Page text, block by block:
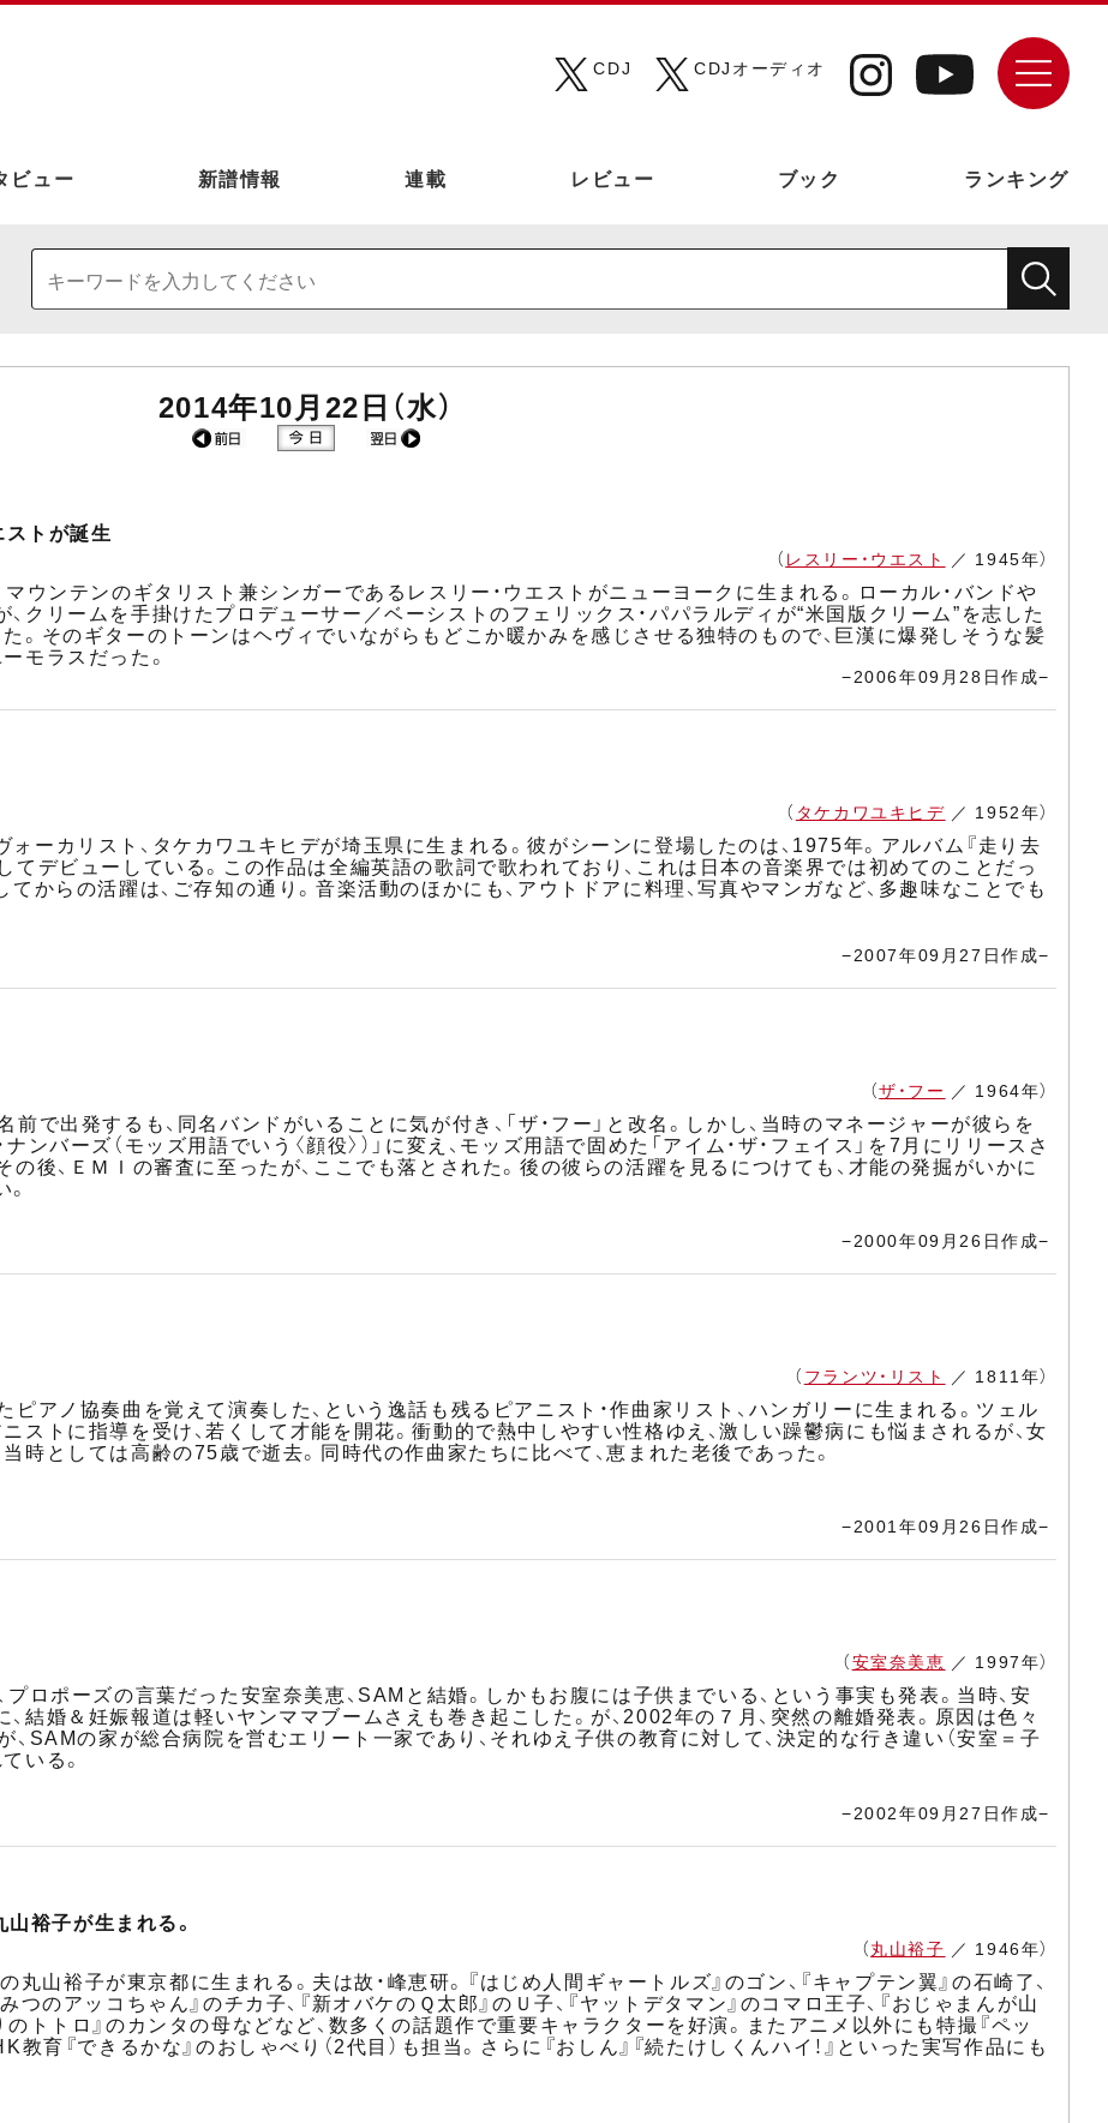
CDJ
CDJオーディオ
ビュー 新譜情報 連載 レビュー ブック ランキング
2014年10月22日（水）
ストが誕生
（ レスリー・ウエスト ／ 1945年）
マウンテンのギタリスト兼シンガーであるレスリー・ウエストがニューヨークに生まれる。ローカル・バンドや
クリームを手掛けたプロデューサー／ベーシストのフェリックス・パパラルディが“米国版クリーム”を志した
。そのギターのトーンはヘヴィでいながらもどこか暖かみを感じさせる独特のもので、巨漢に爆発しそうな髪
モラスだった。
−2006年09月28日作成−
（ タケカワユキヒデ ／ 1952年）
ーカリスト、タケカワユキヒデが埼玉県に生まれる。彼がシーンに登場したのは、1975年。アルバム『走り去
てデビューしている。この作品は全編英語の歌詞で歌われており、これは日本の音楽界では初めてのことだっ
からの活躍は、ご存知の通り。音楽活動のほかにも、アウトドアに料理、写真やマンガなど、多趣味なことでも
−2007年09月27日作成−
（ザ・フー ／ 1964年）
前で出発するも、同名バンドがいることに気が付き、「ザ・フー」と改名。しかし、当時のマネージャーが彼らを
ンバーズ（モッズ用語でいう〈顔役〉）」に変え、モッズ用語で固めた「アイム・ザ・フェイス」を7月にリリースさ
の後、ＥＭＩの審査に至ったが、ここでも落とされた。後の彼らの活躍を見るにつけても、才能の発掘がいかに
−2000年09月26日作成−
（ フランツ・リスト ／ 1811年）
ピアノ協奏曲を覚えて演奏した、という逸話も残るピアニスト・作曲家リスト、ハンガリーに生まれる。ツェル
ストに指導を受け、若くして才能を開花。衝動的で熱中しやすい性格ゆえ、激しい躁鬱病にも悩まされるが、女
時としては高齢の75歳で逝去。同時代の作曲家たちに比べて、恵まれた老後であった。
−2001年09月26日作成−
（安室奈美恵 ／ 1997年）
プロポーズの言葉だった安室奈美恵、SAMと結婚。しかもお腹には子供までいる、という事実も発表。当時、安
結婚＆妊娠報道は軽いヤンママブームさえも巻き起こした。が、2002年の７月、突然の離婚発表。原因は色々
、SAMの家が総合病院を営むエリート一家であり、それゆえ子供の教育に対して、決定的な行き違い（安室＝子
いる。
−2002年09月27日作成−
裕子が生まれる。
（丸山裕子 ／ 1946年）
山裕子が東京都に生まれる。夫は故・峰恵研。『はじめ人間ギャートルズ』のゴン、『キャプテン翼』の石崎了、
つのアッコちゃん』のチカ子、『新オバケのＱ太郎』のＵ子、『ヤットデタマン』のコマロ王子、『おじゃまんが山
のトトロ』のカンタの母などなど、数多くの話題作で重要キャラクターを好演。またアニメ以外にも特撮『ペッ
教育『できるかな』のおしゃべり（2代目）も担当。さらに『おしん』『続たけしくんハイ！』といった実写作品にも